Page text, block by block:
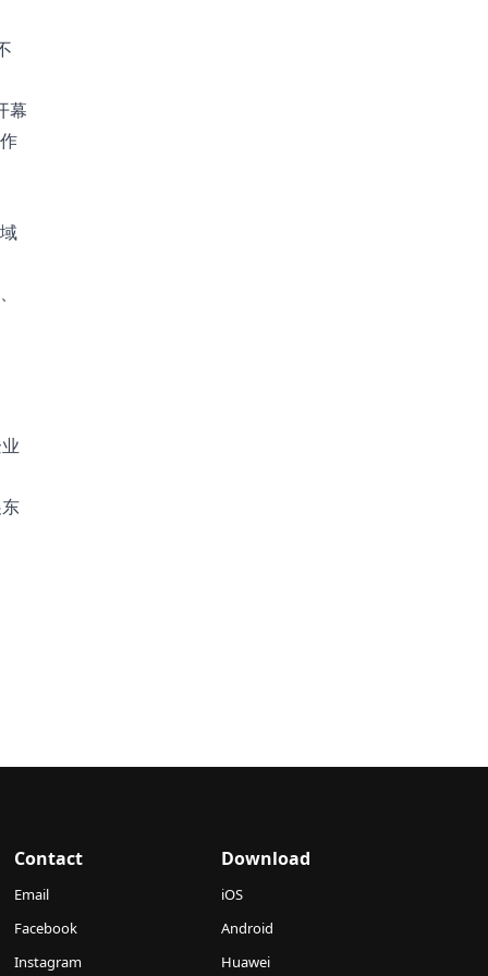
幕
Contact
Email
Facebook
Instagram
Download
iOS
Android
Huawei